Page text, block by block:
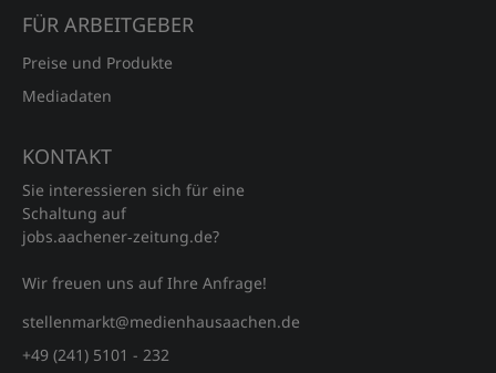
FÜR ARBEITGEBER
Preise und Produkte
Mediadaten
KONTAKT
Sie interessieren sich für eine
Schaltung auf
jobs.aachener‑zeitung.de?
Wir freuen uns auf Ihre Anfrage!
stellenmarkt@medienhausaachen.de
+49 (241) 5101 - 232